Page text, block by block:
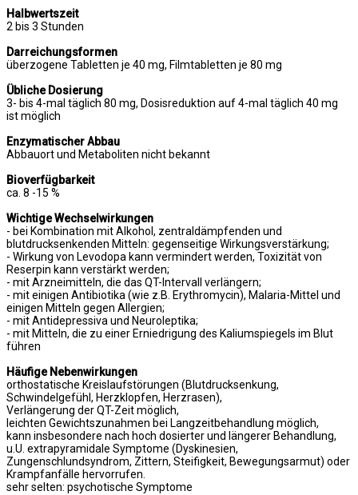
Halbwertszeit
2 bis 3 Stunden
Darreichungsformen
überzogene Tabletten je 40 mg, Filmtabletten je 80 mg
Übliche Dosierung
3- bis 4-mal täglich 80 mg, Dosisreduktion auf 4-mal täglich 40 mg
ist möglich
Enzymatischer Abbau
Abbauort und Metaboliten nicht bekannt
Bioverfügbarkeit
ca. 8 -15 %
Wichtige Wechselwirkungen
- bei Kombination mit Alkohol, zentraldämpfenden und
blutdrucksenkenden Mitteln: gegenseitige Wirkungsverstärkung;
- Wirkung von Levodopa kann vermindert werden, Toxizität von
Reserpin kann verstärkt werden;
- mit Arzneimitteln, die das QT-Intervall verlängern;
- mit einigen Antibiotika (wie z.B. Erythromycin), Malaria-Mittel und
einigen Mitteln gegen Allergien;
- mit Antidepressiva und Neuroleptika;
- mit Mitteln, die zu einer Erniedrigung des Kaliumspiegels im Blut
führen
Häufige Nebenwirkungen
orthostatische Kreislaufstörungen (Blutdrucksenkung,
Schwindelgefühl, Herzklopfen, Herzrasen),
Verlängerung der QT-Zeit möglich,
leichten Gewichtszunahmen bei Langzeitbehandlung möglich,
kann insbesondere nach hoch dosierter und längerer Behandlung,
u.U. extrapyramidale Symptome (Dyskinesien,
Zungenschlundsyndrom, Zittern, Steifigkeit, Bewegungsarmut) oder
Krampfanfälle hervorrufen.
sehr selten: psychotische Symptome